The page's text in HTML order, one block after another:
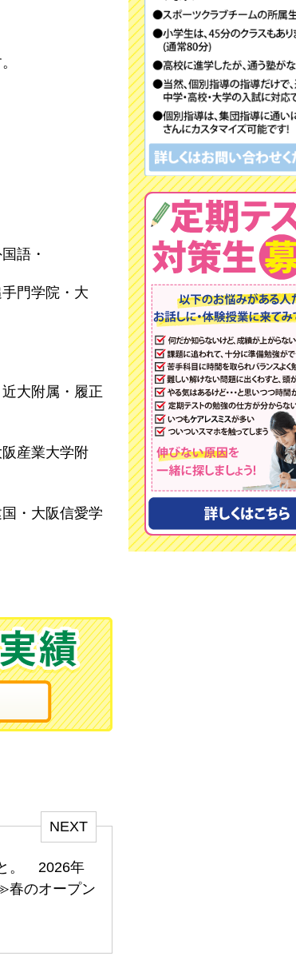
語・
門学院・大
大附属・履正
産業大学附
・大阪信愛学
NEXT
。 2026年
春のオープン